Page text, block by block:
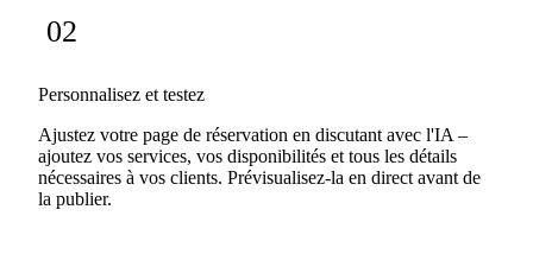
02
Personnalisez et testez
Ajustez votre page de réservation en discutant avec l'IA –
ajoutez vos services, vos disponibilités et tous les détails
nécessaires à vos clients. Prévisualisez-la en direct avant de
la publier.